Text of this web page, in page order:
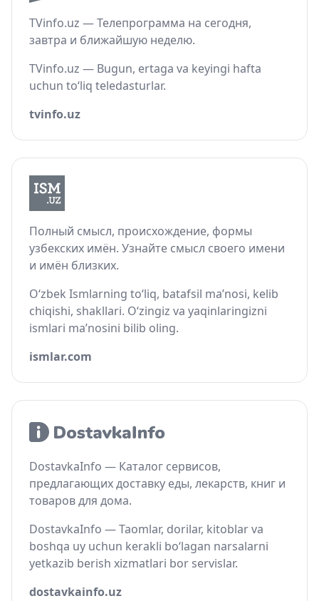
TVinfo.uz — Телепрограмма на сегодня,
завтра и ближайшую неделю.
TVinfo.uz — Bugun, ertaga va keyingi hafta
uchun to‘liq teledasturlar.
tvinfo.uz
Полный смысл, происхождение, формы
узбекских имён. Узнайте смысл своего имени
и имён близких.
O‘zbek Ismlarning to‘liq, batafsil ma’nosi, kelib
chiqishi, shakllari. O‘zingiz va yaqinlaringizni
ismlari ma’nosini bilib oling.
ismlar.com
DostavkaInfo — Каталог сервисов,
предлагающих доставку еды, лекарств, книг и
товаров для дома.
DostavkaInfo — Taomlar, dorilar, kitoblar va
boshqa uy uchun kerakli bo‘lagan narsalarni
yetkazib berish xizmatlari bor servislar.
dostavkainfo.uz